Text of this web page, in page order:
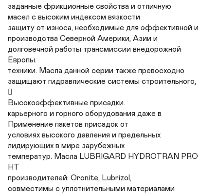
заданные фрикционные свойства и отличную
масел с высоким индексом вязкости
защиту от износа, необходимые для эффективной и
производства Северной Америки, Азии и
долговечной работы трансмиссии внедорожной
Европы.
техники. Масла данной серии также превосходно
защищают гидравлические системы строительного,
Высокоэффективные присадки.
карьерного и горного оборудования даже в
Применение пакетов присадок от
условиях высокого давления и предельных
лидирующих в мире зарубежных
температур. Масла LUBRIGARD HYDROTRAN PRO
HT
производителей: Oronite, Lubrizol,
совместимы с уплотнительными материалами